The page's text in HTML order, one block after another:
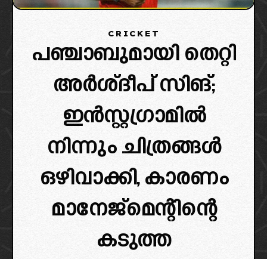
CRICKET
പഞ്ചാബുമായി തെറ്റി
അർശ്ദീപ് സിങ്;
ഇൻസ്റ്റഗ്രാമിൽ
നിന്നും ചിത്രങ്ങൾ
ഒഴിവാക്കി, കാരണം
മാനേജ്മെന്റിന്റെ
കടുത്ത